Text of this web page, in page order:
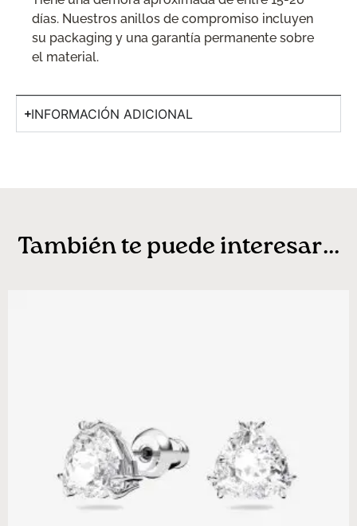
días. Nuestros anillos de compromiso incluyen
su packaging y una garantía permanente sobre
el material.
INFORMACIÓN ADICIONAL
También te puede interesar...